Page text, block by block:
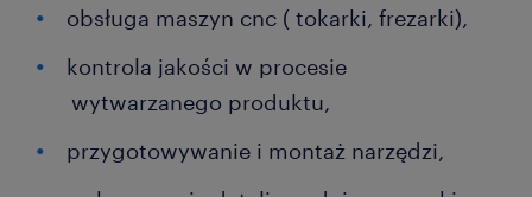
obsługa maszyn cnc ( tokarki, frezarki),
kontrola jakości w procesie
wytwarzanego produktu,
przygotowywanie i montaż narzędzi,